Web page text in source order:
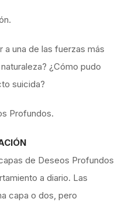
una de las fuerzas más
¿Cómo pudo
suicida?
Profundos.
de Deseos Profundos
a diario. Las
capa o dos, pero